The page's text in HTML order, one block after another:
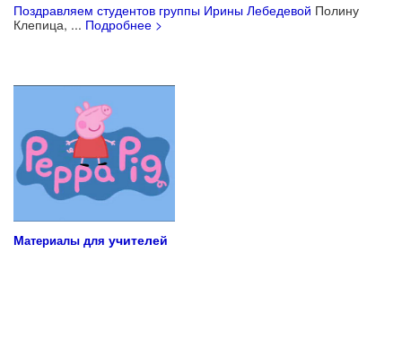
Поздравляем студентов группы Ирины Лебедевой Полину
Клепица, ... Подробнее >
Материалы для учителей